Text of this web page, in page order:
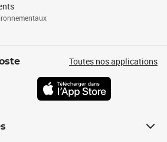
Toutes nos applications